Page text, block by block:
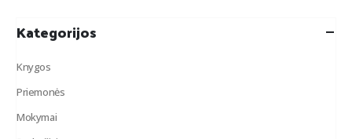
Kategorijos
Knygos
Priemonės
Mokymai